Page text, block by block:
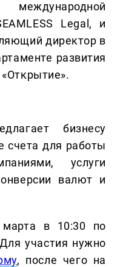
Legal, и
директор в
развития
бизнесу
счета для работы
услуги
валют и
марта в 10:30 по
участия нужно
, после чего на